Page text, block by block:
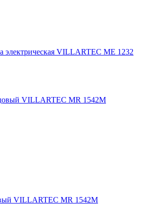
электрическая VILLARTEC ME 1232
VILLARTEC MR 1542M